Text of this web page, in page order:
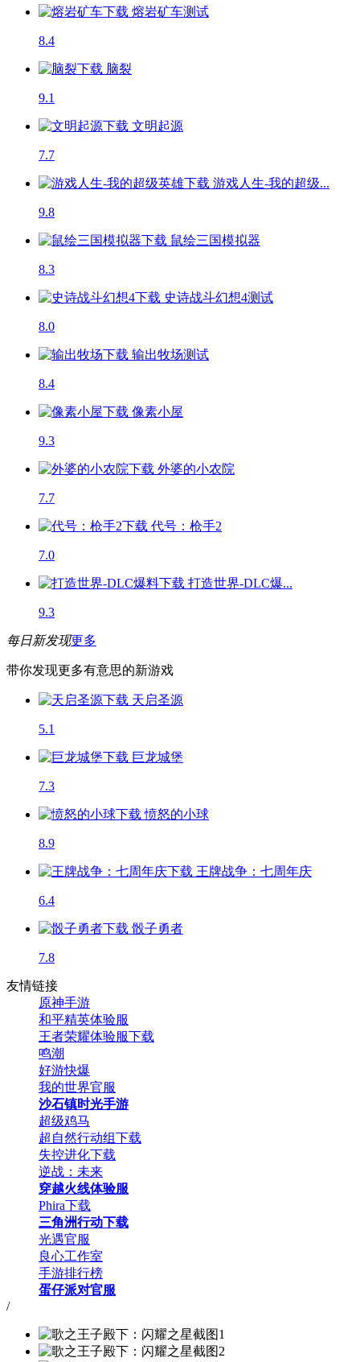
熔岩矿车测试
8.4
脑裂
9.1
文明起源
7.7
游戏人生-我的超级...
9.8
鼠绘三国模拟器
8.3
史诗战斗幻想4测试
8.0
输出牧场测试
8.4
像素小屋
9.3
外婆的小农院
7.7
代号：枪手2
7.0
打造世界-DLC爆...
9.3
每日新发现更多
带你发现更多有意思的新游戏
天启圣源
5.1
巨龙城堡
7.3
愤怒的小球
8.9
王牌战争：七周年庆
6.4
骰子勇者
7.8
友情链接
原神手游
和平精英体验服
王者荣耀体验服下载
鸣潮
好游快爆
我的世界官服
沙石镇时光手游
超级鸡马
超自然行动组下载
失控进化下载
逆战：未来
穿越火线体验服
Phira下载
三角洲行动下载
光遇官服
良心工作室
手游排行榜
蛋仔派对官服
/